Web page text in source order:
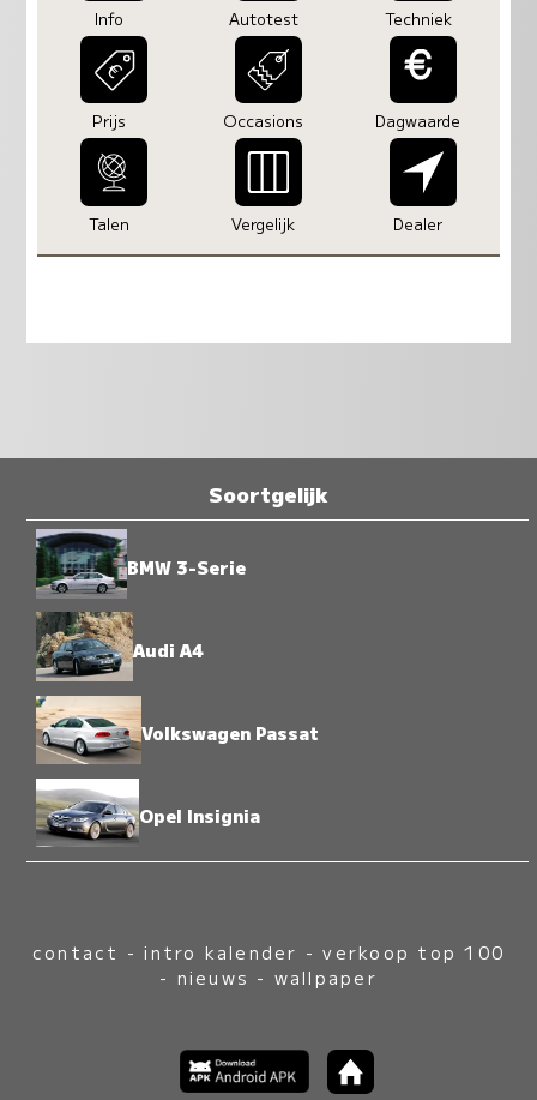
Info Autotest Techniek
Prijs Occasions Dagwaarde
Talen Vergelijk Dealer
Soortgelijk
BMW 3-Serie
Audi A4
Volkswagen Passat
Opel Insignia
contact -intro kalender -verkoop top 100
- nieuws - wallpaper